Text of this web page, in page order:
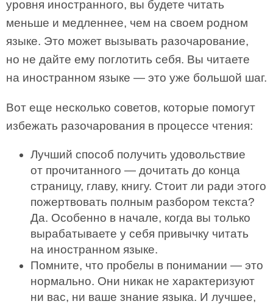
уровня иностранного, вы будете читать
меньше и медленнее, чем на своем родном
языке. Это может вызывать разочарование,
но не дайте ему поглотить себя. Вы читаете
на иностранном языке — это уже большой шаг.
Вот еще несколько советов, которые помогут
избежать разочарования в процессе чтения:
Лучший способ получить удовольствие
от прочитанного — дочитать до конца
страницу, главу, книгу. Стоит ли ради этого
пожертвовать полным разбором текста?
Да. Особенно в начале, когда вы только
вырабатываете у себя привычку читать
на иностранном языке.
Помните, что пробелы в понимании — это
нормально. Они никак не характеризуют
ни вас, ни ваше знание языка. И лучшее,